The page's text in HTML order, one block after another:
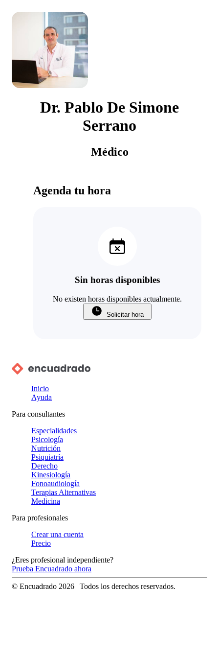
Dr. Pablo De Simone
Serrano
Médico
Agenda tu hora
Sin horas disponibles
No existen horas disponibles actualmente.
Solicitar hora
Inicio
Ayuda
Para consultantes
Especialidades
Psicología
Nutrición
Psiquiatría
Derecho
Kinesiología
Fonoaudiología
Terapias Alternativas
Medicina
Para profesionales
Crear una cuenta
Precio
¿Eres profesional independiente?
Prueba Encuadrado ahora
© Encuadrado 2026 | Todos los derechos reservados.